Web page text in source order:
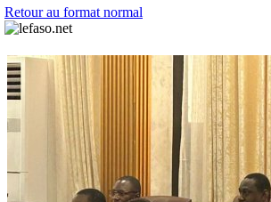
Retour au format normal